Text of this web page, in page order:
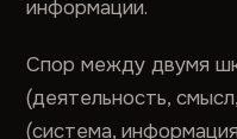
информации.
Спор между двумя
(деятельность,
(система,